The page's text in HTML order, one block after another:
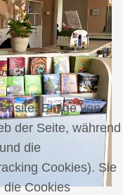
Einige von
der Seite, während
die
Cookies). Sie
die Cookies